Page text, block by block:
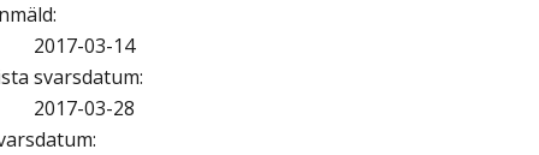
:
2017-03-14
svarsdatum:
2017-03-28
: